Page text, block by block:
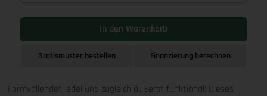
In den Warenkorb
Gratismuster bestellen Finanzierung berechnen
Formvollendet, edel und zugleich äußerst funktional: Dieses